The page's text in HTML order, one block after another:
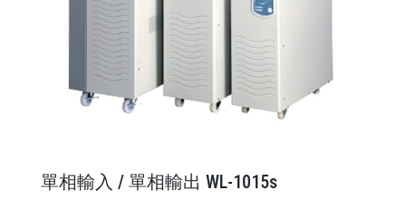
單相輸入 / 單相輸出 WL-1015s